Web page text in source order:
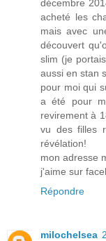
décembre
acheté les
mais avec
découvert
slim (je
aussi en stan
pour moi qui
a été pour
revirement à
vu des filles
révélation!
mon adresse
j'aime sur
Répondre
milochelsea